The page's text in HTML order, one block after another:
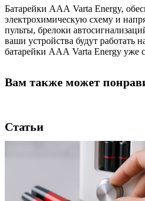
Батарейки ААА Varta Energy,
электрохимическую схему и
пульты, брелоки
ваши устройства будут работать
батарейки ААА Varta Energy уже
Вам также может
Статьи